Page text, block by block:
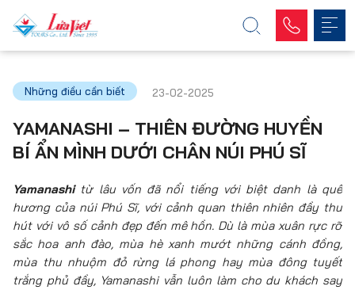
Những điều cần biết 23-02-2025
YAMANASHI – THIÊN ĐƯỜNG HUYỀN
BÍ ẨN MÌNH DƯỚI CHÂN NÚI PHÚ SĨ
Yamanashitừ lâu vốn đã nổi tiếng với biệt danh là quê
hương của núi Phú Sĩ, với cảnh quan thiên nhiên đầy thu
hút với vô số cảnh đẹp đến mê hồn. Dù là mùa xuân rực rỡ
sắc hoa anh đào, mùa hè xanh mướt những cánh đồng,
mùa thu nhuộm đỏ rừng lá phong hay mùa đông tuyết
trắng phủ đầy, Yamanashi vẫn luôn làm cho du khách say